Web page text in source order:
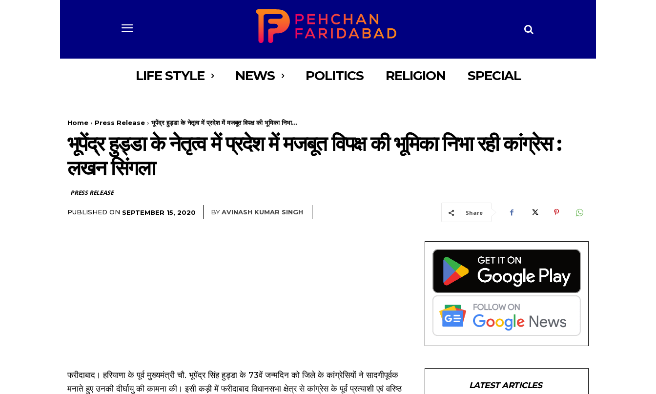
LIFE STYLE NEWS POLITICS RELIGION SPECIAL
Home Press Release भूपेंद्र हुड्डा के नेतृत्व में प्रदेश में मजबूत विपक्ष की भूमिका निभा...
भूपेंद्र हुड्डा के नेतृत्व में प्रदेश में मजबूत विपक्ष की भूमिका निभा रही कांग्रेस :
लखन सिंगला
PRESS RELEASE
PUBLISHED ON SEPTEMBER 15, 2020 BYAVINASH KUMAR SINGH Share
फरीदाबाद। हरियाणा के पूर्व मुख्यमंत्री चौ. भूपेंद्र सिंह हुड्डा के 73वें जन्मदिन को जिले के कांग्रेसियों ने सादगीपूर्वक
मनाते हुए उनकी दीर्घायु की कामना की। इसी कड़ी में फरीदाबाद विधानसभा क्षेत्र से कांग्रेस के पूर्व प्रत्याशी एवं वरिष्ठ
LATEST ARTICLES